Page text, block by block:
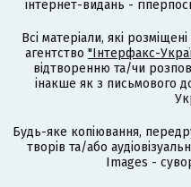
інтернет-видань -
Всі матеріали, які
агентство "Інтерфакс-
відтворенню та/чи
інакше як з письмового
Будь-яке копіювання,
творів та/або
Images -